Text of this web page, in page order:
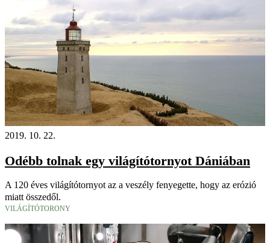
2019. 10. 22.
Odébb tolnak egy világítótornyot Dániában
A 120 éves világítótornyot az a veszély fenyegette, hogy az erózió
miatt összedől.
VILÁGÍTÓTORONY